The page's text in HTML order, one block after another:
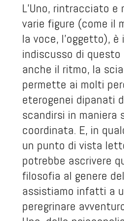
L’Uno, rintracciato
varie figure (come il
la voce, l’oggetto),
indiscusso di questo
anche il ritmo, la
permette ai molti
eterogenei dipanati
scandirsi in maniera
coordinata. E, in
un punto di vista
potrebbe ascrivere
filosofia al genere
assistiamo infatti a
peregrinare